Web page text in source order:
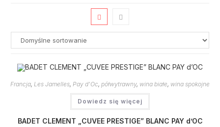
Francja, Les Jamelles, Pay d'Oc, półwytrawny, wina białe, wina spokojne
Dowiedz się więcej
BADET CLEMENT „CUVEE PRESTIGE” BLANC PAY d’OC